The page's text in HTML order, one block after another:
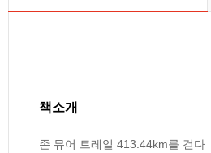
책소개
존 뮤어 트레일 413.44km를 걷다